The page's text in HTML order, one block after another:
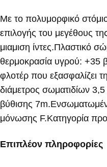
Με το πολυμορφικό
επιλογής του μεγέθους
μιαμιση ίντες.Πλαστικό
θερμοκρασία υγρού: +35
φλοτέρ που εξασφαλίζει
διάμετρος σωματιδίων
βύθισης
μόνωσης F.Κατηγορία
Επιπλέον πληροφορίες